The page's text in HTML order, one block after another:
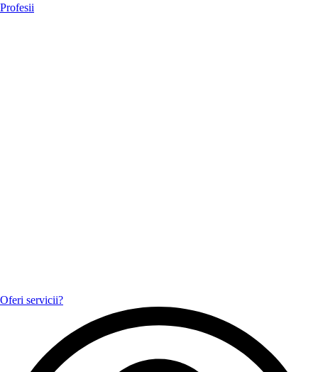
Profesii
Oferi servicii?